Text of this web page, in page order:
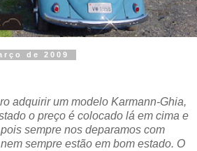
de 2009
adquirir um modelo Karmann-Ghia,
o preço é colocado lá em cima e
sempre nos deparamos com
sempre estão em bom estado. O